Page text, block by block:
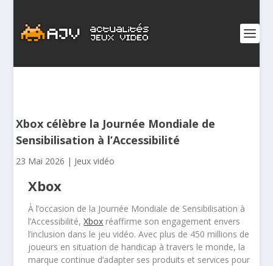
Xbox célèbre la Journée Mondiale de
Sensibilisation à l’Accessibilité
23 Mai 2026 | Jeux vidéo
Xbox
À l’occasion de la Journée Mondiale de Sensibilisation à
l’Accessibilité,Xbox réaffirme son engagement envers
l’inclusion dans le jeu vidéo. Avec plus de 450 millions de
joueurs en situation de handicap à travers le monde, la
marque continue d’adapter ses produits et services pour